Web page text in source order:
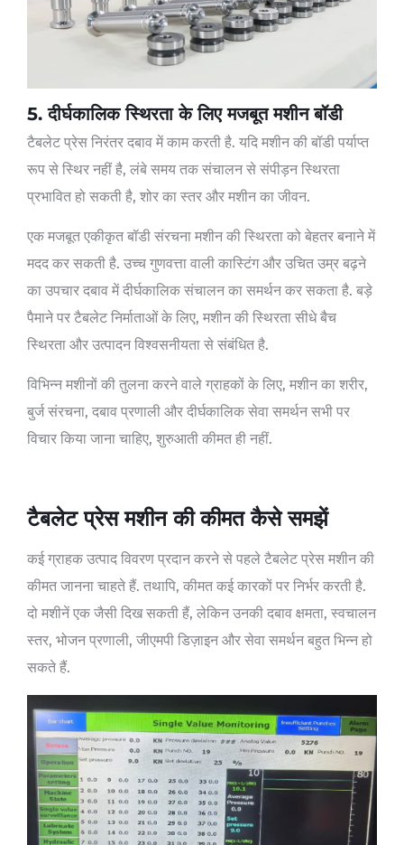
5. दीर्घकालिक स्थिरता के लिए मजबूत मशीन बॉडी
टैबलेट प्रेस निरंतर दबाव में काम करती है. यदि मशीन की बॉडी पर्याप्त
रूप से स्थिर नहीं है, लंबे समय तक संचालन से संपीड़न स्थिरता
प्रभावित हो सकती है, शोर का स्तर और मशीन का जीवन.
एक मजबूत एकीकृत बॉडी संरचना मशीन की स्थिरता को बेहतर बनाने में
मदद कर सकती है. उच्च गुणवत्ता वाली कास्टिंग और उचित उम्र बढ़ने
का उपचार दबाव में दीर्घकालिक संचालन का समर्थन कर सकता है. बड़े
पैमाने पर टैबलेट निर्माताओं के लिए, मशीन की स्थिरता सीधे बैच
स्थिरता और उत्पादन विश्वसनीयता से संबंधित है.
विभिन्न मशीनों की तुलना करने वाले ग्राहकों के लिए, मशीन का शरीर,
बुर्ज संरचना, दबाव प्रणाली और दीर्घकालिक सेवा समर्थन सभी पर
विचार किया जाना चाहिए, शुरुआती कीमत ही नहीं.
टैबलेट प्रेस मशीन की कीमत कैसे समझें
कई ग्राहक उत्पाद विवरण प्रदान करने से पहले टैबलेट प्रेस मशीन की
कीमत जानना चाहते हैं. तथापि, कीमत कई कारकों पर निर्भर करती है.
दो मशीनें एक जैसी दिख सकती हैं, लेकिन उनकी दबाव क्षमता, स्वचालन
स्तर, भोजन प्रणाली, जीएमपी डिज़ाइन और सेवा समर्थन बहुत भिन्न हो
सकते हैं.